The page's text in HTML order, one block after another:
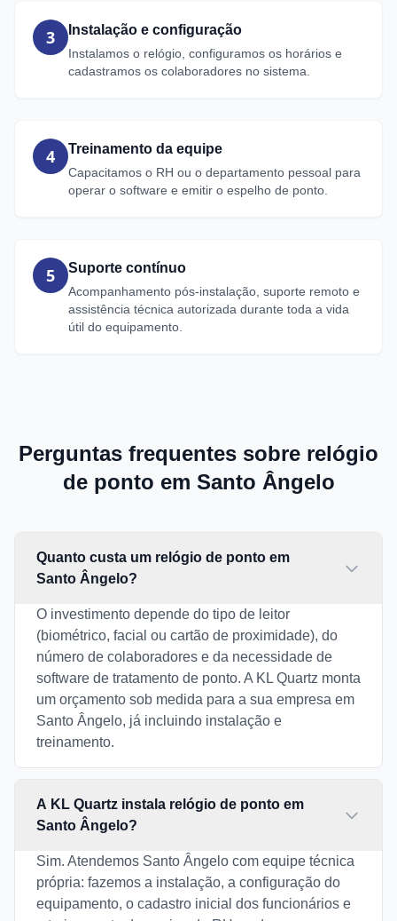
3 Instalação e configuração
Instalamos o relógio, configuramos os horários e
cadastramos os colaboradores no sistema.
4 Treinamento da equipe
Capacitamos o RH ou o departamento pessoal para
operar o software e emitir o espelho de ponto.
5 Suporte contínuo
Acompanhamento pós-instalação, suporte remoto e
assistência técnica autorizada durante toda a vida
útil do equipamento.
Perguntas frequentes sobre relógio
de ponto em Santo Ângelo
Quanto custa um relógio de ponto em
Santo Ângelo?
O investimento depende do tipo de leitor
(biométrico, facial ou cartão de proximidade), do
número de colaboradores e da necessidade de
software de tratamento de ponto. A KL Quartz monta
um orçamento sob medida para a sua empresa em
Santo Ângelo, já incluindo instalação e
treinamento.
A KL Quartz instala relógio de ponto em
Santo Ângelo?
Sim. Atendemos Santo Ângelo com equipe técnica
própria: fazemos a instalação, a configuração do
equipamento, o cadastro inicial dos funcionários e